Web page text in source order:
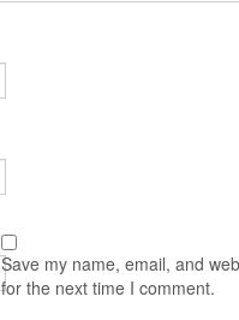
Save my name, email, and
for the next time I comment.